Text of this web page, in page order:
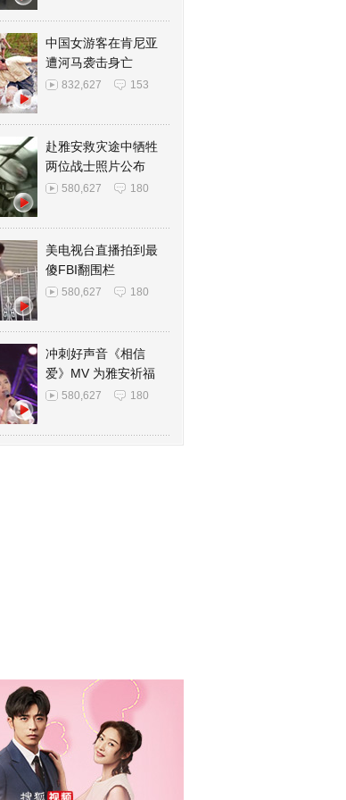
中国女游客在肯尼亚
遭河马袭击身亡
832,627 153
赴雅安救灾途中牺牲
两位战士照片公布
580,627 180
美电视台直播拍到最
傻FBI翻围栏
580,627 180
冲刺好声音《相信
爱》MV 为雅安祈福
580,627 180